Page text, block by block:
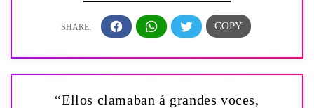
“Ellos clamaban á grandes voces,